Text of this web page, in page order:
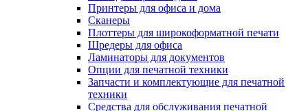
Принтеры для офиса и дома
Сканеры
Плоттеры для широкоформатной печати
Шредеры для офиса
Ламинаторы для документов
Опции для печатной техники
Запчасти и комплектующие для печатной
техники
Средства для обслуживания печатной